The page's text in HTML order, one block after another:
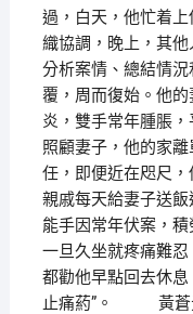
過，白天，他忙着
織協調，晚上，其
分析案情、總結情
覆，周而復始。他
炎，雙手常年腫脹
照顧妻子，他的家
任，即便近在咫尺
親戚每天給妻子
能手因常年伏案，
一旦久坐就疼痛難忍
都勸他早點回去休
止痛葯”。 黃蒼元